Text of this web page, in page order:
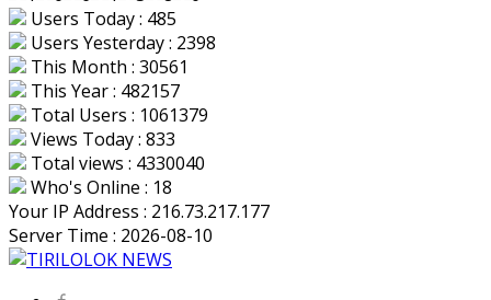
Users Today : 485
Users Yesterday : 2398
This Month : 30561
This Year : 482157
Total Users : 1061379
Views Today : 833
Total views : 4330040
Who's Online : 18
Your IP Address : 216.73.217.177
Server Time : 2026-08-10